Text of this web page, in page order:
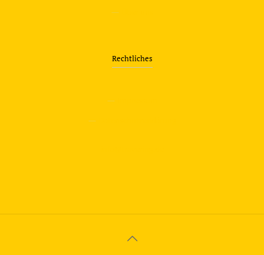
—
Rechtliches
—
—